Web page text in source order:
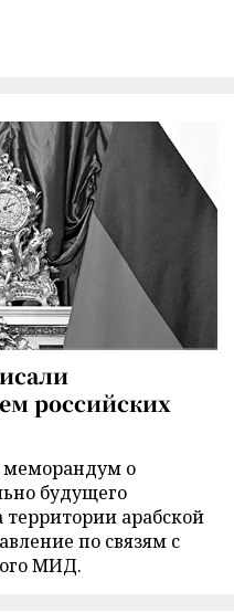
российских
меморандум о
будущего
территории арабской
по связям с
МИД.